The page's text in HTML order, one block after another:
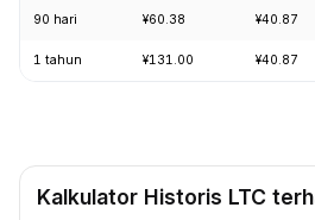
90 hari ¥60.38 ¥40.87
1 tahun ¥131.00 ¥40.87
Kalkulator Historis LTC